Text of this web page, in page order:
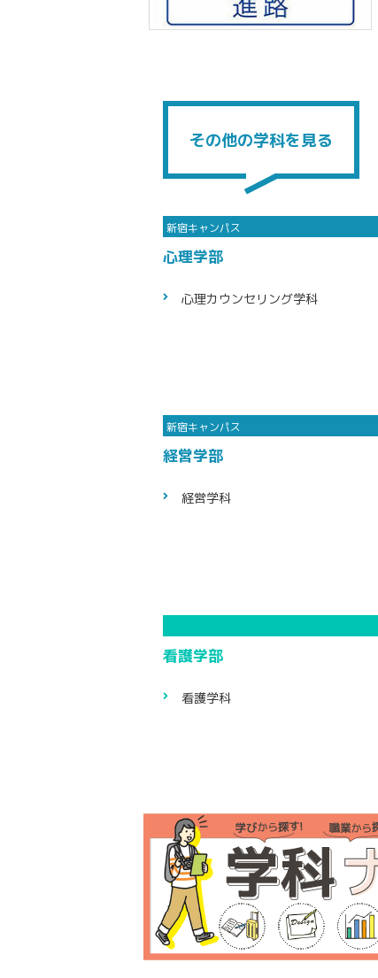
その他の学科を見る
心理学部
心理カウンセリング学科
経営学部
経営学科
看護学部
看護学科